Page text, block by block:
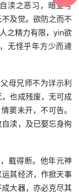
渎之恶习，暗室亏
及觉。欲防之而不
之精力有限，yin欲
无怪乎年方少而遽
母兄师不为详示利
也成残废，无可成
窦未开，不可告。
渎，及已娶忘身徇
截得断。他年元神
其经济，作掀天事
大器，亦必克尽其